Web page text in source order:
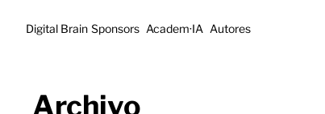
Digital Brain Sponsors Academ·IA Autores
Archivo